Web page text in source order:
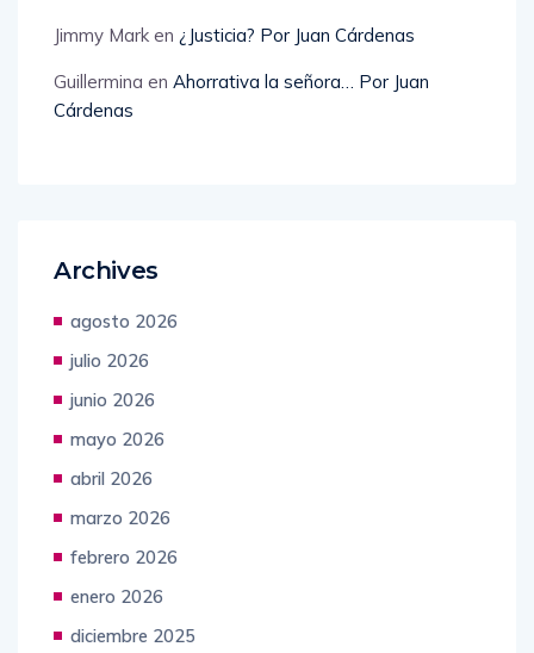
Jimmy Mark en ¿Justicia? Por Juan Cárdenas
Guillermina en Ahorrativa la señora… Por Juan
Cárdenas
Archives
agosto 2026
julio 2026
junio 2026
mayo 2026
abril 2026
marzo 2026
febrero 2026
enero 2026
diciembre 2025